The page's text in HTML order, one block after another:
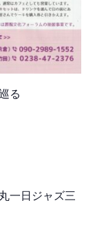
る
一日ジャズ三